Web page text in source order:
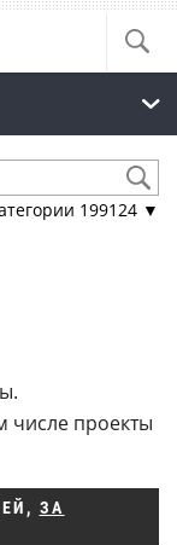
199124 ▼
числе проекты
, ЗА